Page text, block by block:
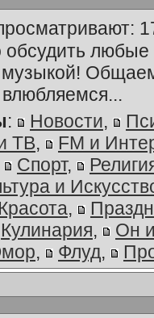
обсудить
музыкой!
: Новости,
ТВ,
FM и
Спорт,
и
,
Кулинария,
Он
, Флуд,